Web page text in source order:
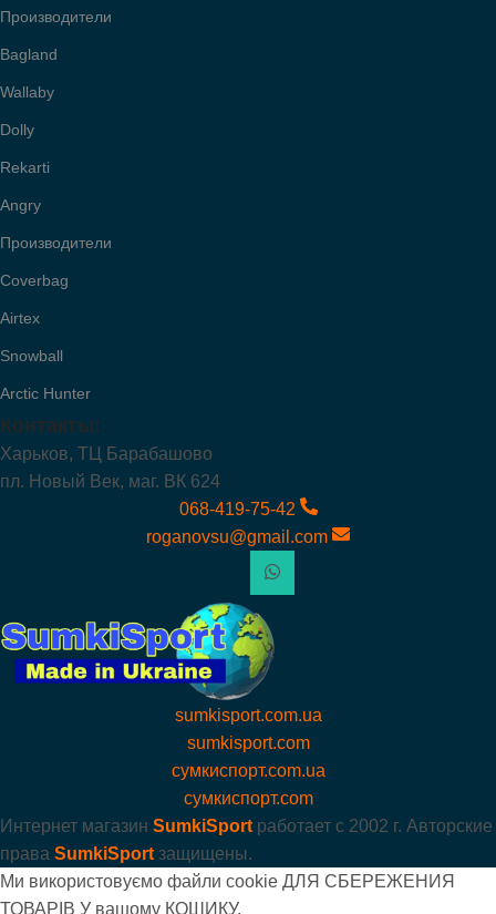
Производители
Bagland
Wallaby
Dolly
Rekarti
Angry
Производители
Coverbag
Airtex
Snowball
Arctic Hunter
Контакты:
Харьков, ТЦ Барабашово
пл. Новый Век, маг. ВК 624
068-419-75-42
roganovsu@gmail.com
sumkisport.com.ua
sumkisport.com
сумкиспорт.com.ua
сумкиспорт.com
Интернет магазин SumkiSport работает с 2002 г. Авторские
права SumkiSport защищены.
Ми використовуємо файли cookie ДЛЯ СБЕРЕЖЕНИЯ
ТОВАРІВ У вашому КОШИКУ.